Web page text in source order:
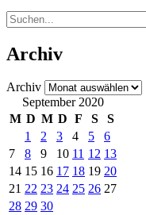
Archiv
Archiv
September 2020
M D M D F S
S
1
2 3 4 5
6
7
8 9 10 11 12 13
14 15 16 17 18 19 20
21 22 23 24 25 26 27
28 29 30